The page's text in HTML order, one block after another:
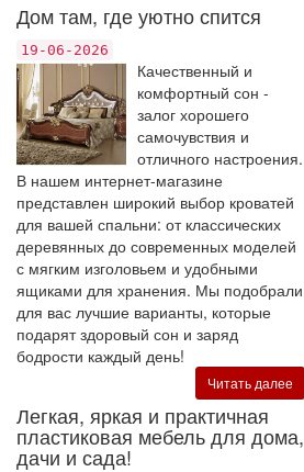
Дом там, где уютно спится
19-06-2026
Качественный и
комфортный сон -
залог хорошего
самочувствия и
отличного настроения.
В нашем интернет-магазине
представлен широкий выбор кроватей
для вашей спальни: от классических
деревянных до современных моделей
с мягким изголовьем и удобными
ящиками для хранения. Мы подобрали
для вас лучшие варианты, которые
подарят здоровый сон и заряд
бодрости каждый день!
Читать далее
Легкая, яркая и практичная
пластиковая мебель для дома,
дачи и сада!